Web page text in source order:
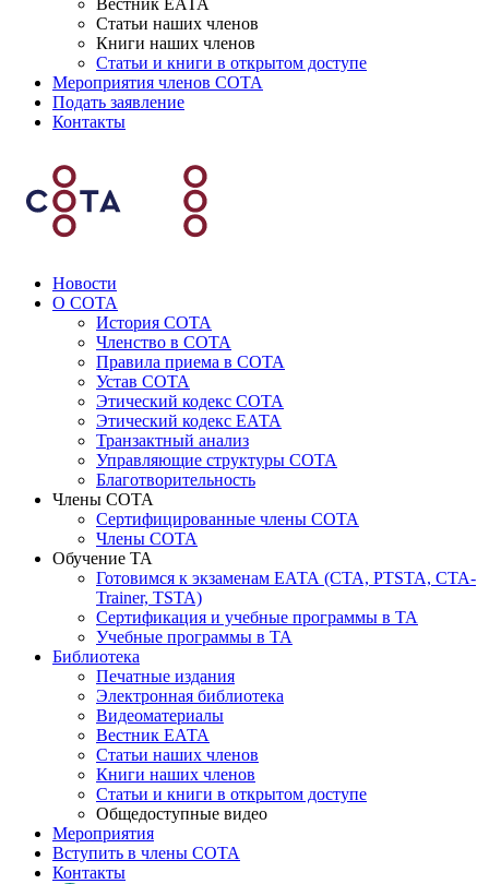
Статьи наших членов
Книги наших членов
Статьи и книги в открытом доступе
Мероприятия членов СОТА
Подать заявление
Контакты
Новости
О СОТА
История СОТА
Членство в СОТА
Правила приема в СОТА
Устав СОТА
Этический кодекс СОТА
Этический кодекс ЕАТА
Транзактный анализ
Управляющие структуры СОТА
Благотворительность
Члены СОТА
Сертифицированные члены СОТА
Члены СОТА
Обучение ТА
Готовимся к экзаменам ЕАТА (СТА, PTSTA, СТА-
Trainer, TSTA)
Сертификация и учебные программы в ТА
Учебные программы в ТА
Библиотека
Печатные издания
Электронная библиотека
Видеоматериалы
Вестник ЕАТА
Статьи наших членов
Книги наших членов
Статьи и книги в открытом доступе
Общедоступные видео
Мероприятия
Вступить в члены СОТА
Контакты